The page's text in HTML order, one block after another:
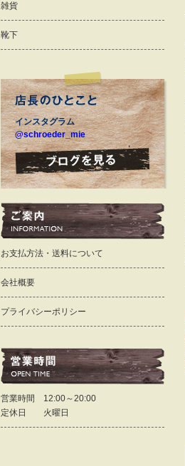
雑貨
靴下
インスタグラム
@schroeder_mie
お支払方法・送料について
会社概要
プライバシーポリシー
営業時間 12:00～20:00
定休日 火曜日